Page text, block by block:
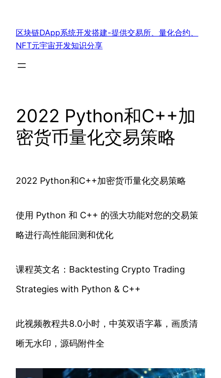
区块链DApp系统开发搭建-提供交易所、量化合约、
NFT元宇宙开发知识分享
2022 Python和C++加
密货币量化交易策略
2022 Python和C++加密货币量化交易策略
使用 Python 和 C++ 的强大功能对您的交易策
略进行高性能回测和优化
课程英文名：Backtesting Crypto Trading
Strategies with Python & C++
此视频教程共8.0小时，中英双语字幕，画质清
晰无水印，源码附件全